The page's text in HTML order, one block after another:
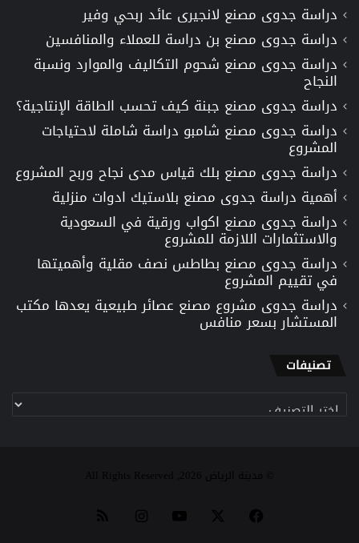
دراسة جدوى مصنع لانجيرى عائد ربحي وفير
دراسة جدوى مصنع بن دراسة للعملاء والمنافسين
دراسة جدوى مصنع شحوم التكاليف والموارد ونسبة
النجاح
دراسة جدوى مصنع جبنة كيف تحسب الطاقة الإنتاجية؟
دراسة جدوى مصنع شامبو دراسة شاملة لاحتياجات
المشروع
دراسة جدوى مصنع بلك قياس مدى نجاح وربح المشروع
أهمية دراسة جدوى مصنع بلاستيك ادوات منزلية
دراسة جدوى مصنع اكواب ورقية في السعودية
والاستثمارات اللازمة للمشروع
دراسة جدوى مصنع بطاطس نصف مقلية وأهميتها
في تقييم المشروع
دراسة جدوى مشروع مصنع عصائر طبيعية يعدها مكتب
المستشار بسعر منافس
تصنيفات
تصنيفات
© مدينة الرياض 2026, All Rights Reserved
فيسبوك ‫YouTube انستقرام